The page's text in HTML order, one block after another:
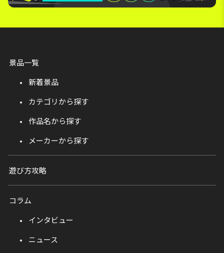
景品一覧
新着景品
カテゴリから探す
作品名から探す
メーカーから探す
遊び方攻略
コラム
インタビュー
ニュース